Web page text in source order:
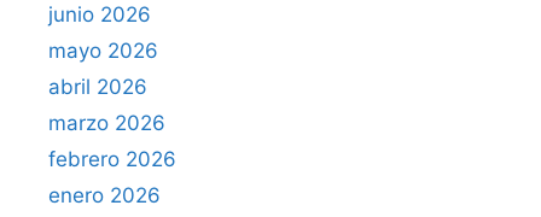
junio 2026
mayo 2026
abril 2026
marzo 2026
febrero 2026
enero 2026